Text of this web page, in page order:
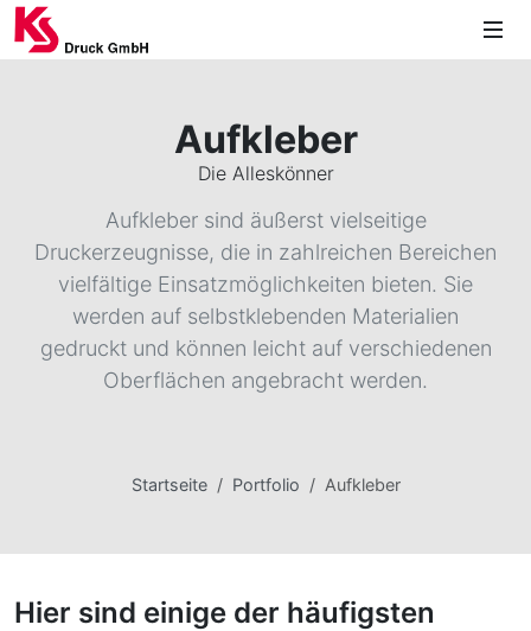
Aufkleber
Die Alleskönner
Aufkleber sind äußerst vielseitige
Druckerzeugnisse, die in zahlreichen Bereichen
vielfältige Einsatzmöglichkeiten bieten. Sie
werden auf selbstklebenden Materialien
gedruckt und können leicht auf verschiedenen
Oberflächen angebracht werden.
Startseite Portfolio Aufkleber
Hier sind einige der häufigsten